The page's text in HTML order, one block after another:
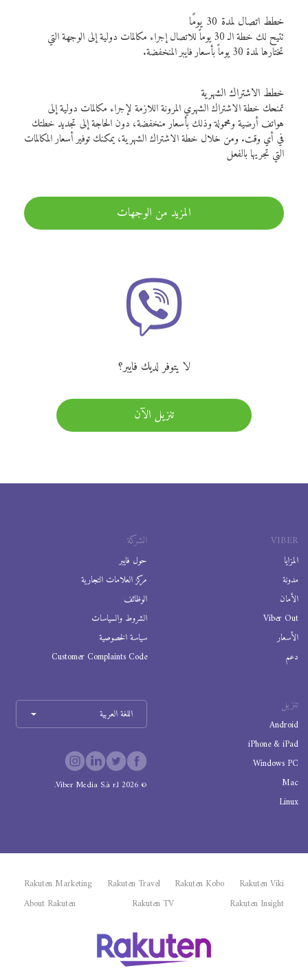
خطط اتصال لمدة 30 يومًا
تتيح لك خطة الـ 30 يوماً للاتصال إجراء مكالمات دولية إلى الوجهة التي
تختارها لمدة 30 يوماً بأسعار فايبر المنخفضة.
خطط الاشتراك الشهرية
تمنحك خطة الاشتراك الشهري المرونة اللازمة لإجراء مكالمات دولية إلى
هواتف أرضية ومحمولة وذلك بأسعار منخفضة، دون الحاجة إلى تجديد خطتك
في أي وقت. ومن خلال خطة الاشتراك الشهرية، يمكنك توفير أسعار المكالمات
التي تجريها بالفعل
المزيد من الوجهات
لا يتوفر لديك فايبر؟
تنزيل الآن
VIBER
المزايا
مدونة
الأمان
Viber Out
الأسعار
دعم
الشركة
حول فايبر
مركز العلامات التجارية
الوظائف
الشروط والسياسات
سياسة الخصوصية
Customer Complaints Code
تنزيل
Android
iPhone & iPad
Windows PC
Mac
Linux
اللغة العربية
©
2026
Viber Media S.à r.l.
Rakuten Viki
Rakuten Kobo
Rakuten Travel
Rakuten Marketing
Rakuten Insight
Rakuten TV
About Rakuten